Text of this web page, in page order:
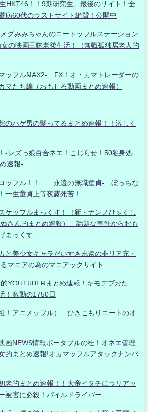
HKT46！！9期研究生、最後のサイト！全
病60代のラストサイト絶賛！公開中
グみみちゃんのニートッフルステーション
の映画三昧老後生活！（無職孤独居老人的
ッフルMAX2- FX！オ・カマトレーダーの
たち編（おもしろ動画まとめ速報）
のハゲ男の髪ってるまとめ速報！！激しく
-レズっ娘百合ネエ！こじらせ！50独身処
速報-
ロッフル！！ 永遠の無職童貞- ぼっちな
一生童貞上等夜露死苦！
ケッフルまっくす！（新・ナンノひゃくし
さん的まとめ速報） 話題な事件からおも
まっくす
と美少女キャラだいすき永遠の非リア充・
マニアの為のマニアックサイト
YOUTUBERまとめ速報！キモデブおた
！激動の1750日
！アニメッフル） ひきこもりニートのオ
画NEWS情報ポータブルの杜！オネエ管理
的まとめ速報!オカマッフルアタックナンバ
老的まとめ速報！！大帝イタチにラリアッ
被害に必殺！パイルドライバー